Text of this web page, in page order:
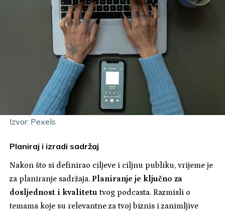
Izvor: Pexels
Planiraj i izradi sadržaj
Nakon što si definirao ciljeve i ciljnu publiku, vrijeme je
za planiranje sadržaja. Planiranje je ključno za
dosljednost i kvalitetu tvog podcasta. Razmisli o
temama koje su relevantne za tvoj biznis i zanimljive